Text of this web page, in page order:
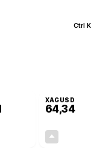
Ctrl K
XAGUSD
64,34